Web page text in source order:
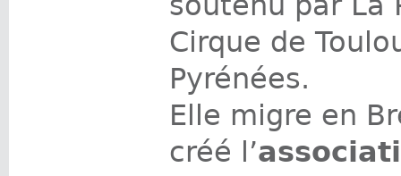
Cirque de
Pyrénées.
Elle migre en
créé l’